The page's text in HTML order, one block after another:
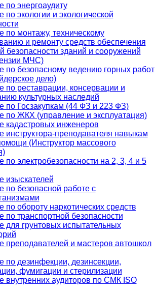
по энергоаудиту
по экологии и экологической
по монтажу, техническому
и ремонту средств обеспечения
безопасности зданий и сооружений
МЧС)
по безопасному ведению горных работ
дело)
по реставрации, консервации и
культурных наследий
по Госзакупкам (44 ФЗ и 223 ФЗ)
по ЖКХ (управление и эксплуатация)
кадастровых инженеров
инструктора-преподавателя навыкам
(Инструктор массового
по электробезопасности на 2, 3, 4 и 5
изыскателей
по безопасной работе с
по обороту наркотических средств
по транспортной безопасности
для грунтовых испытательных
преподавателей и мастеров автошкол
по дезинфекции, дезинсекции,
фумигации и стерилизации
внутренних аудиторов по СМК ISO